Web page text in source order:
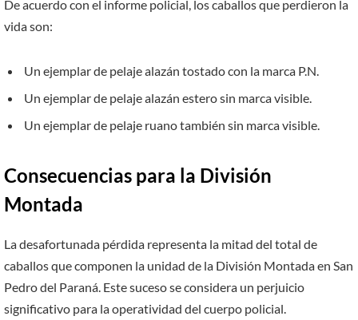
De acuerdo con el informe policial, los caballos que perdieron la
vida son:
Un ejemplar de pelaje alazán tostado con la marca P.N.
Un ejemplar de pelaje alazán estero sin marca visible.
Un ejemplar de pelaje ruano también sin marca visible.
Consecuencias para la División
Montada
La desafortunada pérdida representa la mitad del total de
caballos que componen la unidad de la División Montada en San
Pedro del Paraná. Este suceso se considera un perjuicio
significativo para la operatividad del cuerpo policial.